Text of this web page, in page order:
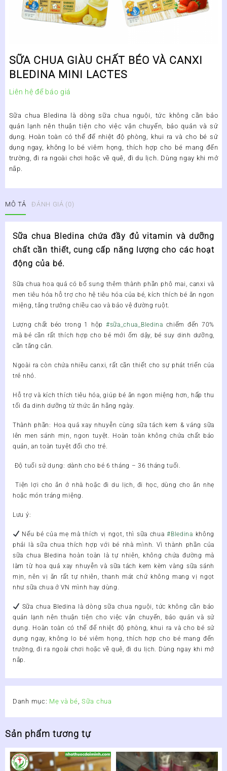
SỮA CHUA GIÀU CHẤT BÉO VÀ CANXI
BLEDINA MINI LACTES
Liên hệ để báo giá
Sữa chua Bledina là dòng sữa chua nguội, tức không cần bảo
quản lạnh nên thuận tiện cho việc vận chuyển, bảo quản và sử
dụng. Hoàn toàn có thể để nhiệt độ phòng, khui ra và cho bé sử
dụng ngay, không lo bé viêm họng, thích hợp cho bé mang đến
trường, đi ra ngoài chơi hoặc về quê, đi du lịch. Dùng ngay khi mở
nắp.
MÔ TẢ ĐÁNH GIÁ (0)
Sữa chua Bledina chứa đầy đủ vitamin và dưỡng
chất cần thiết, cung cấp năng lượng cho các hoạt
động của bé.
Sữa chua hoa quả có bổ sung thêm thành phần phô mai, canxi và
men tiêu hóa hỗ trợ cho hệ tiêu hóa của bé, kích thích bé ăn ngon
miệng, tăng trưởng chiều cao và bảo vệ đường ruột.
Lượng chất béo trong 1 hộp #sữa_chua_Bledina chiếm đến 70%
mà bé cần rất thích hợp cho bé mới ốm dậy, bé suy dinh dưỡng,
cần tăng cân.
Ngoài ra còn chứa nhiều canxi, rất cần thiết cho sự phát triển của
trẻ nhỏ.
Hỗ trợ và kích thích tiêu hóa, giúp bé ăn ngon miệng hơn, hấp thu
tối đa dinh dưỡng từ thức ăn hằng ngày.
Thành phần: Hoa quả xay nhuyễn cùng sữa tách kem & váng sữa
lên men sánh mịn, ngon tuyệt. Hoàn toàn không chứa chất bảo
quản, an toàn tuyệt đối cho trẻ.
Độ tuổi sử dụng: dành cho bé 6 tháng – 36 tháng tuổi.
Tiện lợi cho ăn ở nhà hoặc đi du lịch, đi học, dùng cho ăn nhẹ
hoặc món tráng miệng.
Lưu ý:
Nếu bé của mẹ mà thích vị ngọt, thì sữa chua#Bledina không
phải là sữa chua thích hợp với bé nhà mình. Vì thành phần của
sữa chua Bledina hoàn toàn là tự nhiên, không chứa đường mà
làm từ hoa quả xay nhuyễn và sữa tách kem kèm vàng sữa sánh
mịn, nên vị ăn rất tự nhiên, thanh mát chứ không mang vị ngọt
như sữa chua ở VN mình hay dùng.
Sữa chua Bledina là dòng sữa chua nguội, tức không cần bảo
quản lạnh nên thuận tiện cho việc vận chuyển, bảo quản và sử
dụng. Hoàn toàn có thể để nhiệt độ phòng, khui ra và cho bé sử
dụng ngay, không lo bé viêm họng, thích hợp cho bé mang đến
trường, đi ra ngoài chơi hoặc về quê, đi du lịch. Dùng ngay khi mở
nắp.
Danh mục: Mẹ và bé ,Sữa chua
Sản phẩm tương tự